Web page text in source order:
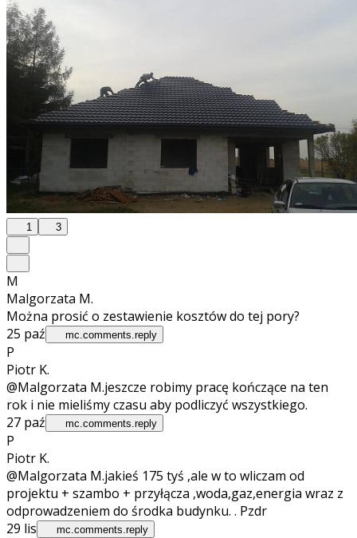
1 3
M
Malgorzata M.
Można prosić o zestawienie kosztów do tej pory?
25 paź
mc.comments.reply
P
Piotr K.
@Malgorzata M.jeszcze robimy pracę kończące na ten
rok i nie mieliśmy czasu aby podliczyć wszystkiego.
27 paź
mc.comments.reply
P
Piotr K.
@Malgorzata M.jakieś 175 tyś ,ale w to wliczam od
projektu + szambo + przyłącza ,woda,gaz,energia wraz z
odprowadzeniem do środka budynku. . Pzdr
29 lis
mc.comments.reply